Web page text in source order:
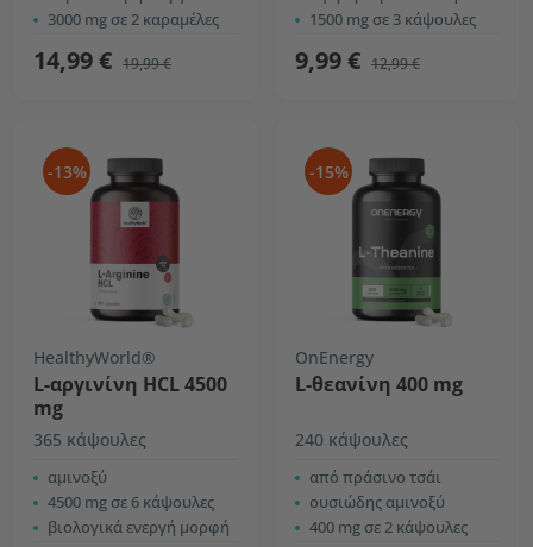
3000 mg σε 2 καραμέλες
14,99 € 19,99 €
1500 mg σε 3 κάψουλες
9,99 € 12,99 €
-13%
HealthyWorld®
L-αργινίνη HCL 4500
mg
365 κάψουλες
αμινοξύ
4500 mg σε 6 κάψουλες
βιολογικά ενεργή μορφή
-15%
OnEnergy
L-θεανίνη 400 mg
240 κάψουλες
από πράσινο τσάι
ουσιώδης αμινοξύ
400 mg σε 2 κάψουλες